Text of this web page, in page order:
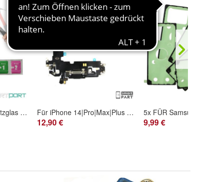
PANZER Display Schutzglas FÜR iPHONE 6 6S(PLUS) Echtglas 9H SCREEN Protection Für iPhone 14|Pro|Max|Plus Ladebuchse Port Schwarz Kabel Mikrofon Audio Komplett
12,90 € 9,99 €